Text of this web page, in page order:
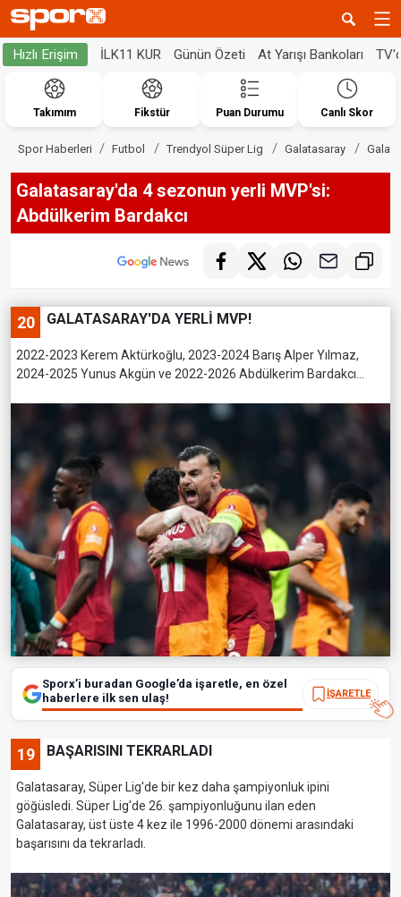
Hızlı Erişim İLK11 KUR Günün Özeti At Yarışı Bankoları
Takımım Fikstür Puan Durumu Canlı Skor
Spor Haberleri Futbol Trendyol Süper Lig Galatasaray
Galatasaray'da 4 sezonun yerli MVP'si:
Abdülkerim Bardakcı
20 GALATASARAY'DA YERLİ MVP!
2022-2023 Kerem Aktürkoğlu, 2023-2024 Barış Alper Yılmaz,
2024-2025 Yunus Akgün ve 2022-2026 Abdülkerim Bardakcı...
Sporx’i buradan Google’da işaretle, en özel
haberlere ilk sen ulaş!
İŞARETLE
19 BAŞARISINI TEKRARLADI
Galatasaray, Süper Lig'de bir kez daha şampiyonluk ipini
göğüsledi. Süper Lig'de 26. şampiyonluğunu ilan eden
Galatasaray, üst üste 4 kez ile 1996-2000 dönemi arasındaki
başarısını da tekrarladı.